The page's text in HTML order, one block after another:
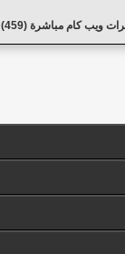
ويب كام مباشرة (459
)